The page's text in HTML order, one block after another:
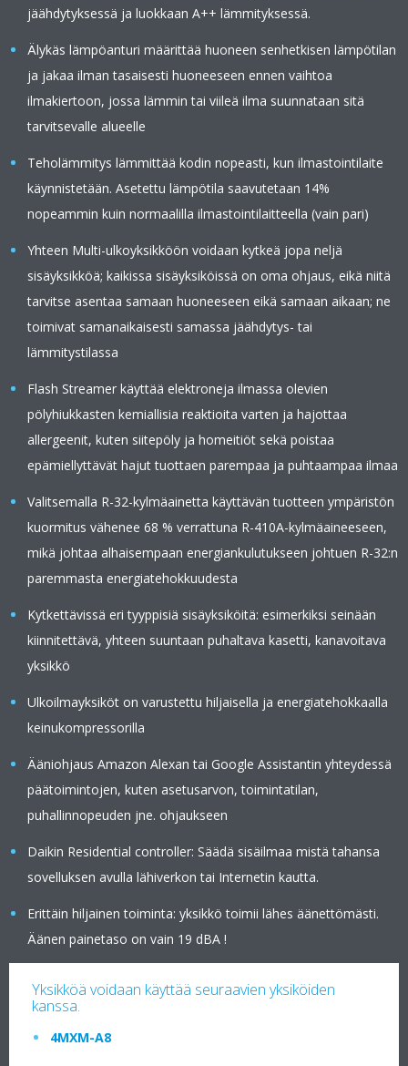
jäähdytyksessä ja luokkaan A++ lämmityksessä.
Älykäs lämpöanturi määrittää huoneen senhetkisen lämpötilan
ja jakaa ilman tasaisesti huoneeseen ennen vaihtoa
ilmakiertoon, jossa lämmin tai viileä ilma suunnataan sitä
tarvitsevalle alueelle
Teholämmitys lämmittää kodin nopeasti, kun ilmastointilaite
käynnistetään. Asetettu lämpötila saavutetaan 14%
nopeammin kuin normaalilla ilmastointilaitteella (vain pari)
Yhteen Multi-ulkoyksikköön voidaan kytkeä jopa neljä
sisäyksikköä; kaikissa sisäyksiköissä on oma ohjaus, eikä niitä
tarvitse asentaa samaan huoneeseen eikä samaan aikaan; ne
toimivat samanaikaisesti samassa jäähdytys- tai
lämmitystilassa
Flash Streamer käyttää elektroneja ilmassa olevien
pölyhiukkasten kemiallisia reaktioita varten ja hajottaa
allergeenit, kuten siitepöly ja homeitiöt sekä poistaa
epämiellyttävät hajut tuottaen parempaa ja puhtaampaa ilmaa
Valitsemalla R-32-kylmäainetta käyttävän tuotteen ympäristön
kuormitus vähenee 68 % verrattuna R-410A-kylmäaineeseen,
mikä johtaa alhaisempaan energiankulutukseen johtuen R-32:n
paremmasta energiatehokkuudesta
Kytkettävissä eri tyyppisiä sisäyksiköitä: esimerkiksi seinään
kiinnitettävä, yhteen suuntaan puhaltava kasetti, kanavoitava
yksikkö
Ulkoilmayksiköt on varustettu hiljaisella ja energiatehokkaalla
keinukompressorilla
Ääniohjaus Amazon Alexan tai Google Assistantin yhteydessä
päätoimintojen, kuten asetusarvon, toimintatilan,
puhallinnopeuden jne. ohjaukseen
Daikin Residential controller: Säädä sisäilmaa mistä tahansa
sovelluksen avulla lähiverkon tai Internetin kautta.
Erittäin hiljainen toiminta: yksikkö toimii lähes äänettömästi.
Äänen painetaso on vain 19 dBA !
Yksikköä voidaan käyttää seuraavien yksiköiden
kanssa.
4MXM-A8